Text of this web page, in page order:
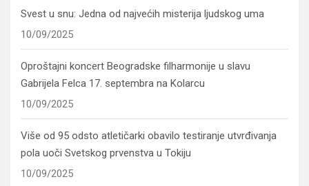
Svest u snu: Jedna od najvećih misterija ljudskog uma
10/09/2025
Oproštajni koncert Beogradske filharmonije u slavu
Gabrijela Felca 17. septembra na Kolarcu
10/09/2025
Više od 95 odsto atletičarki obavilo testiranje utvrđivanja
pola uoči Svetskog prvenstva u Tokiju
10/09/2025